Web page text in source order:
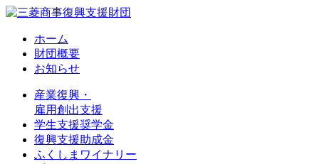
ホーム
財団概要
お知らせ
産業復興・
雇用創出支援
学生支援奨学金
復興支援助成金
ふくしまワイナリー